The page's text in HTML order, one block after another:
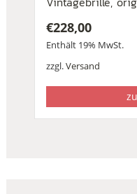
€228,00
Enthält 19% MwSt.
zzgl.Versand